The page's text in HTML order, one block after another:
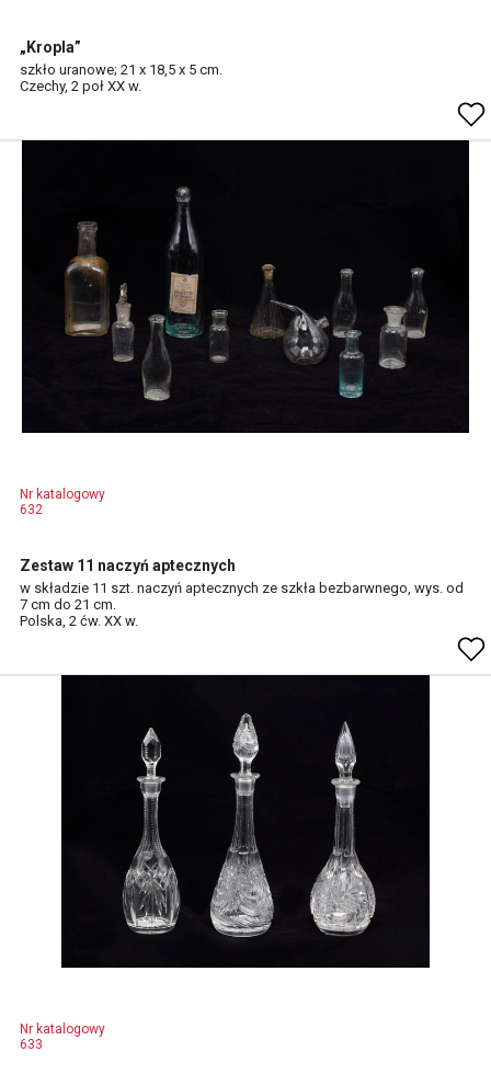
„Kropla”
szkło uranowe; 21 x 18,5 x 5 cm.
Czechy, 2 poł XX w.
Nr katalogowy
632
Zestaw 11 naczyń aptecznych
w składzie 11 szt. naczyń aptecznych ze szkła bezbarwnego, wys. od
7 cm do 21 cm.
Polska, 2 ćw. XX w.
Nr katalogowy
633